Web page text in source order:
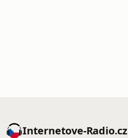
Internetove-Radio.cz